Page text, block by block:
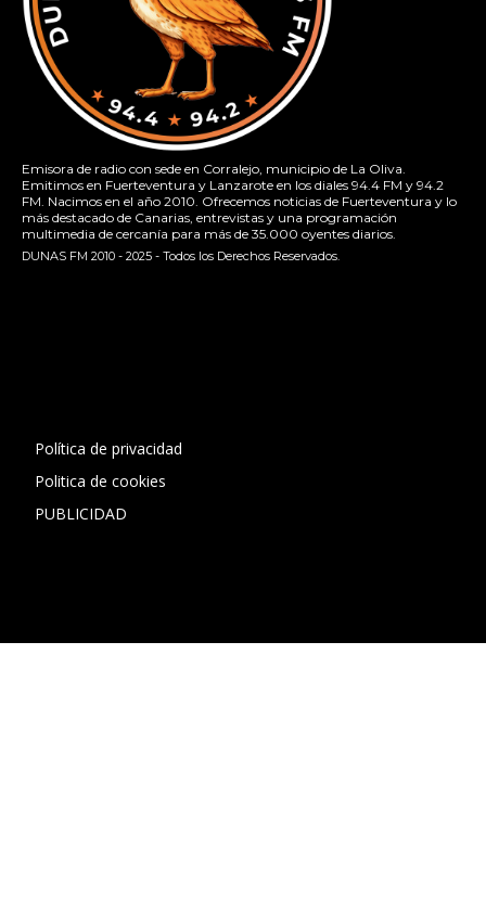
Emisora de radio con sede en Corralejo, municipio de La Oliva.
Emitimos en Fuerteventura y Lanzarote en los diales 94.4 FM y 94.2
FM. Nacimos en el año 2010. Ofrecemos noticias de Fuerteventura y lo
más destacado de Canarias, entrevistas y una programación
multimedia de cercanía para más de 35.000 oyentes diarios.
DUNAS FM 2010 - 2025 - Todos los Derechos Reservados.
Política de privacidad
Politica de cookies
PUBLICIDAD